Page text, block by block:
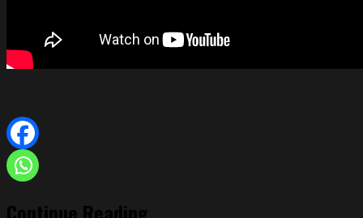
Continue Reading